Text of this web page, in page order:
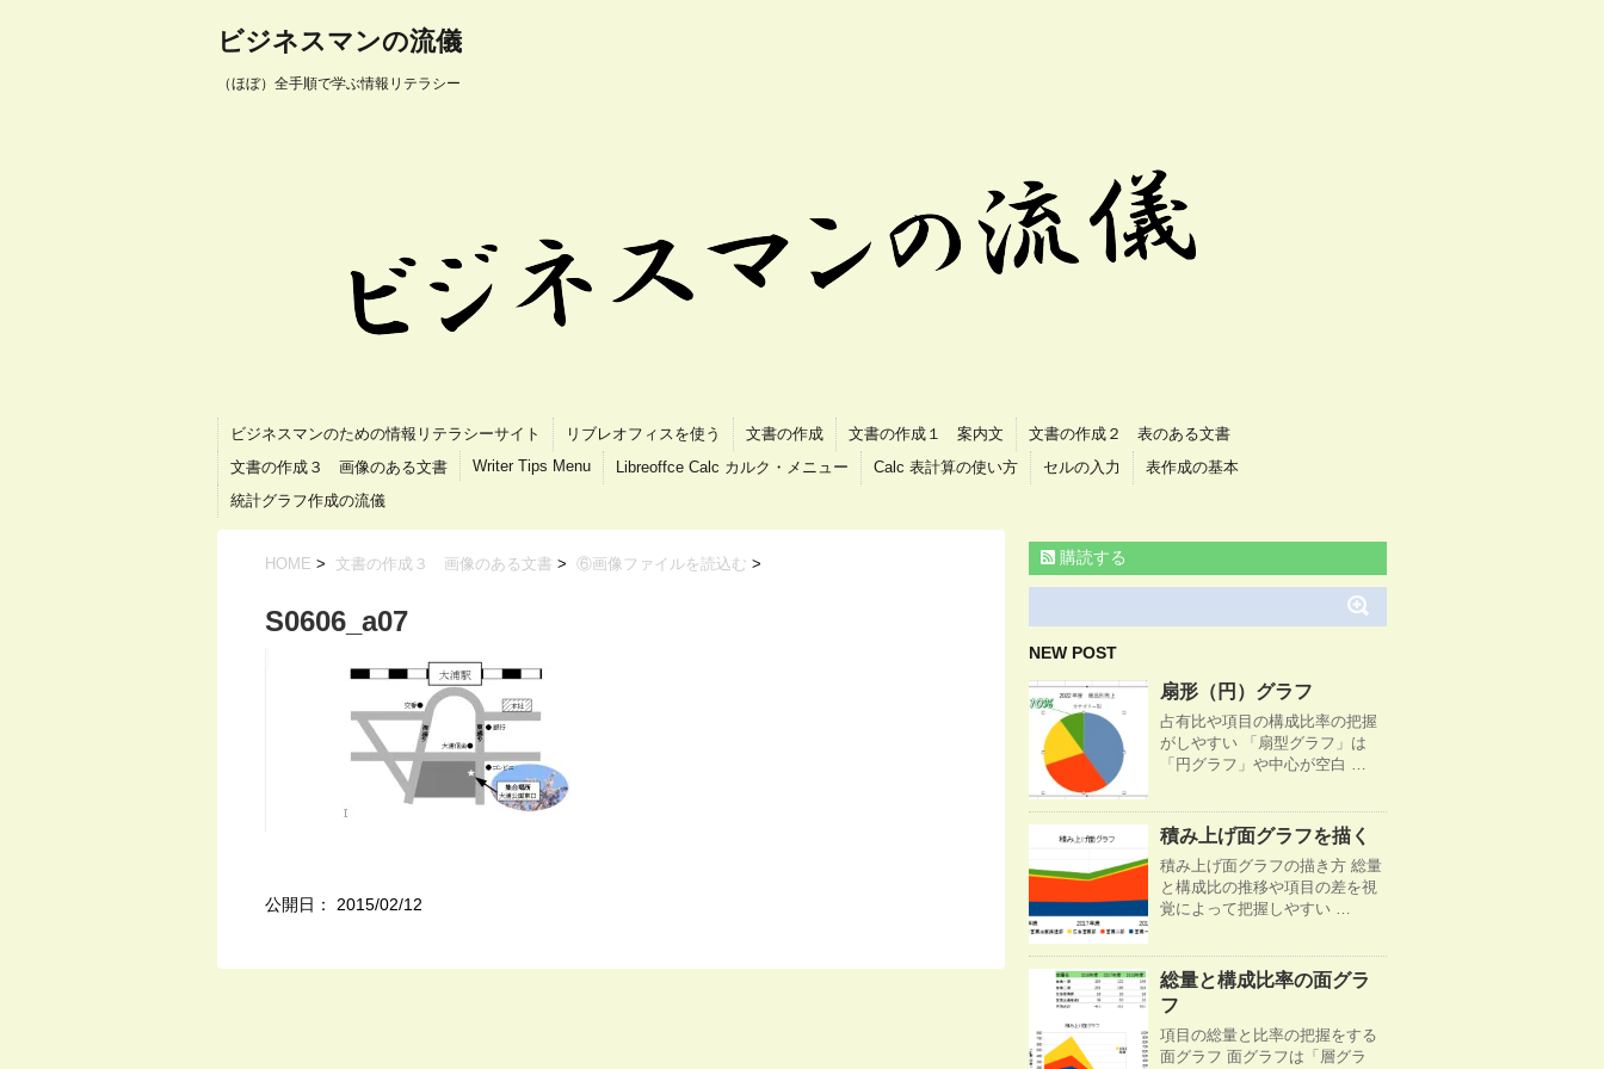
ビジネスマンの流儀
（ほぼ）全手順で学ぶ情報リテラシー
ビジネスマンのための情報リテラシーサイト リブレオフィスを使う 文書の作成 文書の作成１ 案内文
文書の作成２ 表のある文書
文書の作成３ 画像のある文書
Writer Tips Menu Libreoffce Calc カルク・メニュー Calc 表計算の使い方 セルの入力
表作成の基本
統計グラフ作成の流儀
HOME > 文書の作成３ 画像のある文書 > ⑥画像ファイルを読込む >
S0606_a07
公開日： 2015/02/12
購読する
NEW POST
扇形（円）グラフ
占有比や項目の構成比率の把握
がしやすい 「扇型グラフ」は
「円グラフ」や中心が空白 …
積み上げ面グラフを描く
積み上げ面グラフの描き方 総量
と構成比の推移や項目の差を視
覚によって把握しやすい …
総量と構成比率の面グラ
フ
項目の総量と比率の把握をする
面グラフ 面グラフは「層グラ